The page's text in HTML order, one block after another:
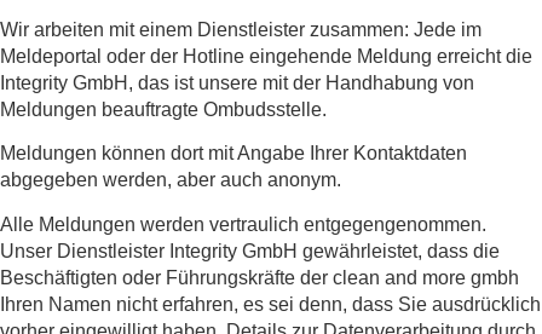
Wir arbeiten mit einem Dienstleister zusammen: Jede im
Meldeportal oder der Hotline eingehende Meldung erreicht die
Integrity GmbH, das ist unsere mit der Handhabung von
Meldungen beauftragte Ombudsstelle.
Meldungen können dort mit Angabe Ihrer Kontaktdaten
abgegeben werden, aber auch anonym.
Alle Meldungen werden vertraulich entgegengenommen.
Unser Dienstleister Integrity GmbH gewährleistet, dass die
Beschäftigten oder Führungskräfte der clean and more gmbh
Ihren Namen nicht erfahren, es sei denn, dass Sie ausdrücklich